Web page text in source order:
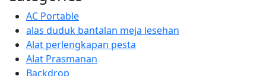
AC Portable
alas duduk bantalan meja lesehan
Alat perlengkapan pesta
Alat Prasmanan
Backdrop